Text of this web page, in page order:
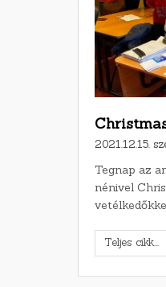
2021.12.15.
Tegnap az
nénivel
Teljes cikk...